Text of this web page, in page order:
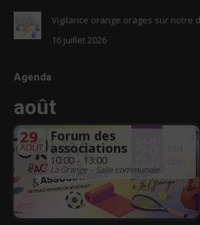
Vigilance orange orages sur notre
16 juillet 2026
Agenda
août
29
AOÛT
Forum des
associations
10:00 - 13:00
La Grange – Salle communale